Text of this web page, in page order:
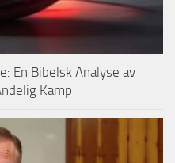
En Bibelsk Analyse av
Kamp